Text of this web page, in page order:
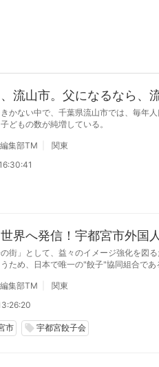
流山市。父になるなら、流
かない中で、千葉県流山市では、毎年
どもの数が純増している。
集部TM
関東
界へ発信！宇都宮市外国
街」として、益々のイメージ強化を図
ため、日本で唯一の"餃子"協同組合で
集部TM
関東
市 local_offer 宇都宮餃子会